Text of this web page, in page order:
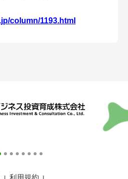
column/1193.html
利用規約